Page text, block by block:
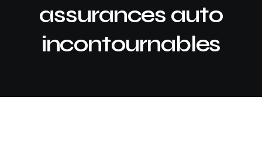
assurances auto
incontournables